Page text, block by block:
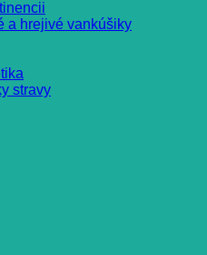
a hrejivé vankúšiky
stravy